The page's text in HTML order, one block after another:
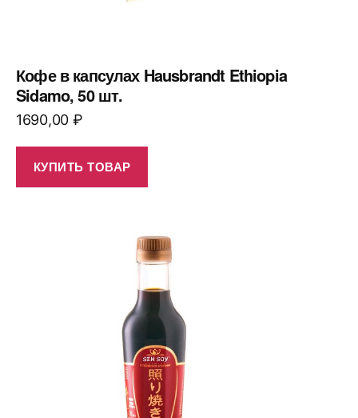
Кофе в капсулах Hausbrandt Ethiopia
Sidamo, 50 шт.
1690,00 ₽
КУПИТЬ ТОВАР